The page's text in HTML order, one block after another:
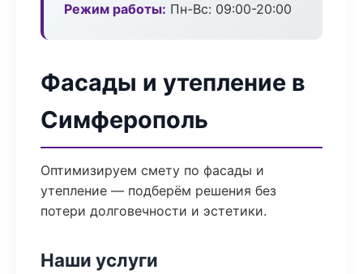
Режим работы: Пн-Вс: 09:00-20:00
Фасады и утепление в
Симферополь
Оптимизируем смету по фасады и
утепление — подберём решения без
потери долговечности и эстетики.
Наши услуги